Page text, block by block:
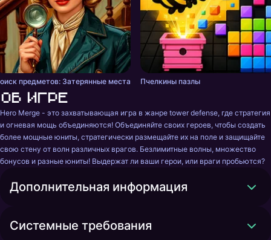
предметов: Затерянные места Пчелкины пазлы
Об игре
Hero Merge - это захватывающая игра в жанре tower defense, где стратегия
и огневая мощь объединяются! Объединяйте своих героев, чтобы создать
более мощные юниты, стратегически размещайте их на поле и защищайте
свою стену от волн различных врагов. Безлимитные волны, множество
бонусов и разные юниты! Выдержат ли ваши герои, или враги пробьются?
Дополнительная информация
Системные требования